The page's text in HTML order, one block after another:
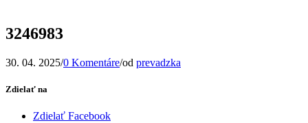
3246983
30. 04. 2025/0 Komentáre/od prevadzka
Zdielať na
Zdielať Facebook